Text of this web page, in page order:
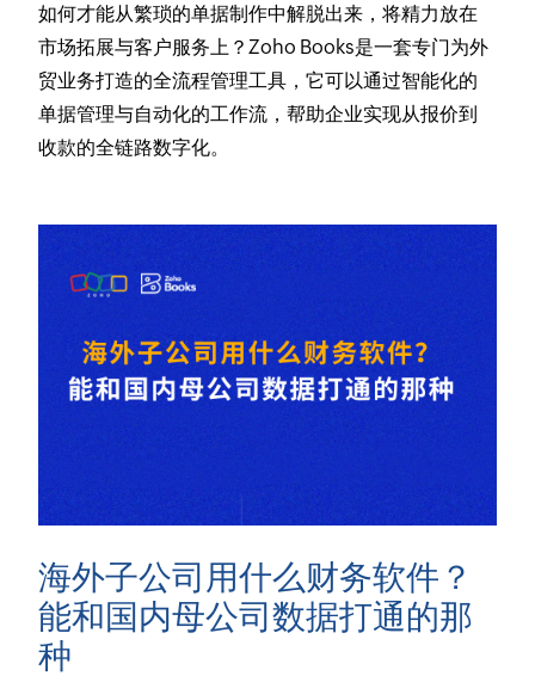
如何才能从繁琐的单据制作中解脱出来，将精力放在
市场拓展与客户服务上？Zoho Books是一套专门为外
贸业务打造的全流程管理工具，它可以通过智能化的
单据管理与自动化的工作流，帮助企业实现从报价到
收款的全链路数字化。
海外子公司用什么财务软件？
能和国内母公司数据打通的那
种